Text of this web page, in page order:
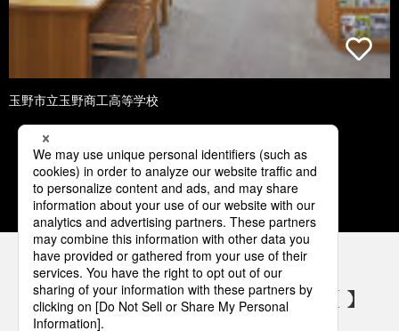
玉野市立玉野商工高等学校
1 2 3 4 5
パナソニックの電気設備 SNSアカウント